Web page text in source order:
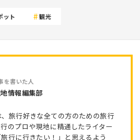
ット 観光
情報編集部
、旅行好きな全ての方のための旅行
のプロや現地に精通したライター
行に行きたい！」と思えるよう